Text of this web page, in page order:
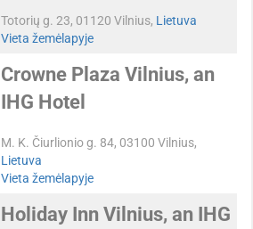
Totorių g. 23, 01120 Vilnius, Lietuva
Vieta žemėlapyje
Crowne Plaza Vilnius, an
IHG Hotel
M. K. Čiurlionio g. 84, 03100 Vilnius,
Lietuva
Vieta žemėlapyje
Holiday Inn Vilnius, an IHG